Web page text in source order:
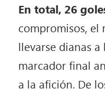
En total, 26
compromisos,
llevarse dianas
marcador final
a la afición. De